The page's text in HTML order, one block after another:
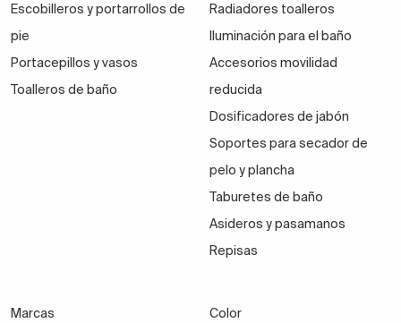
Escobilleros y portarrollos de
pie
Portacepillos y vasos
Toalleros de baño
Radiadores toalleros
Iluminación para el baño
Accesorios movilidad
reducida
Dosificadores de jabón
Soportes para secador de
pelo y plancha
Taburetes de baño
Asideros y pasamanos
Repisas
Marcas
Color